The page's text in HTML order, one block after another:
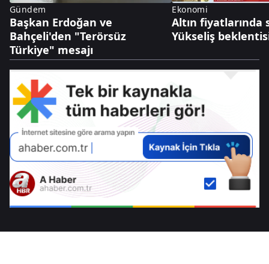
Gündem
Başkan Erdoğan ve
Bahçeli'den "Terörsüz
Türkiye" mesajı
Ekonomi
Altın fiyatlarında
Yükseliş